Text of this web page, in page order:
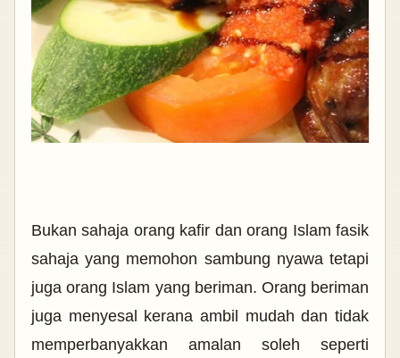
Bukan sahaja orang kafir dan orang Islam fasik
sahaja yang memohon sambung nyawa tetapi
juga orang Islam yang beriman. Orang beriman
juga menyesal kerana ambil mudah dan tidak
memperbanyakkan amalan soleh seperti